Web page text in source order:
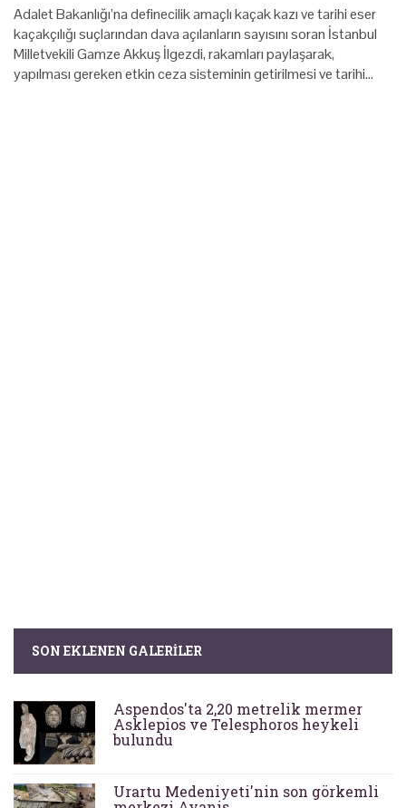
Adalet Bakanlığı’na definecilik amaçlı kaçak kazı ve tarihi eser
kaçakçılığı suçlarından dava açılanların sayısını soran İstanbul
Milletvekili Gamze Akkuş İlgezdi, rakamları paylaşarak,
yapılması gereken etkin ceza sisteminin getirilmesi ve tarihi…
SON EKLENEN GALERILER
Aspendos'ta 2,20 metrelik mermer
Asklepios ve Telesphoros heykeli
bulundu
Urartu Medeniyeti'nin son görkemli